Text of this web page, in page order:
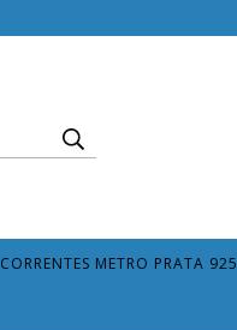
CORRENTES METRO PRATA 925